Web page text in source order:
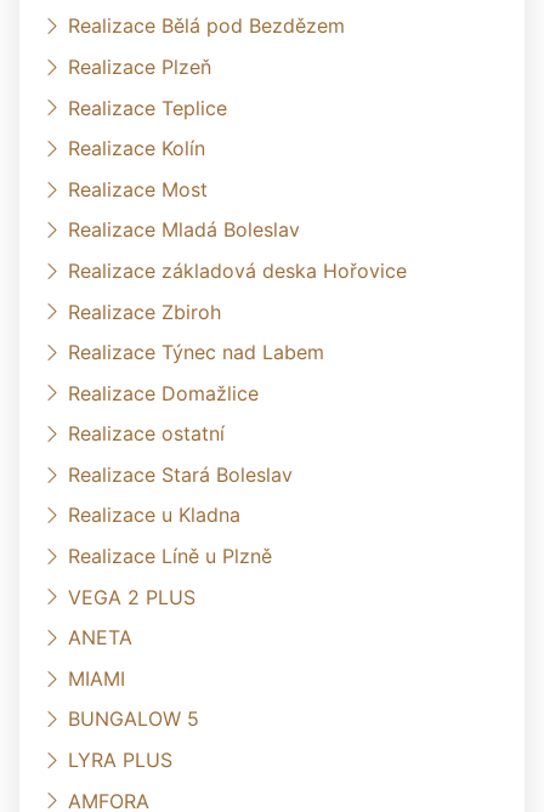
Realizace Bělá pod Bezdězem
Realizace Plzeň
Realizace Teplice
Realizace Kolín
Realizace Most
Realizace Mladá Boleslav
Realizace základová deska Hořovice
Realizace Zbiroh
Realizace Týnec nad Labem
Realizace Domažlice
Realizace ostatní
Realizace Stará Boleslav
Realizace u Kladna
Realizace Líně u Plzně
VEGA 2 PLUS
ANETA
MIAMI
BUNGALOW 5
LYRA PLUS
AMFORA